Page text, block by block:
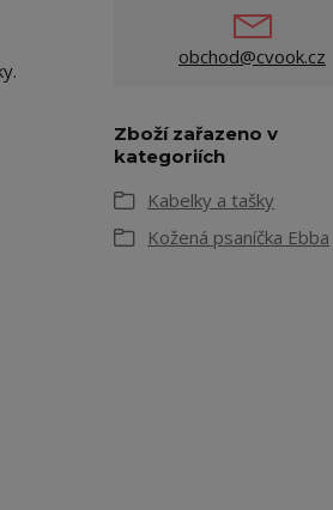
obchod@cvook.cz
Zboží zařazeno v
kategoriích
Kabelky a tašky
Kožená psaníčka Ebba